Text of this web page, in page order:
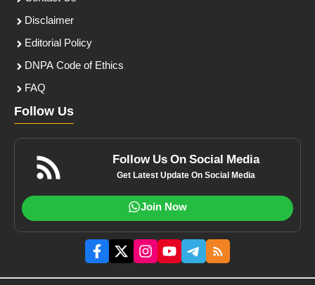
Disclaimer
Editorial Policy
DNPA Code of Ethics
FAQ
Follow Us
Follow Us On Social Media
Get Latest Update On Social Media
Join Now